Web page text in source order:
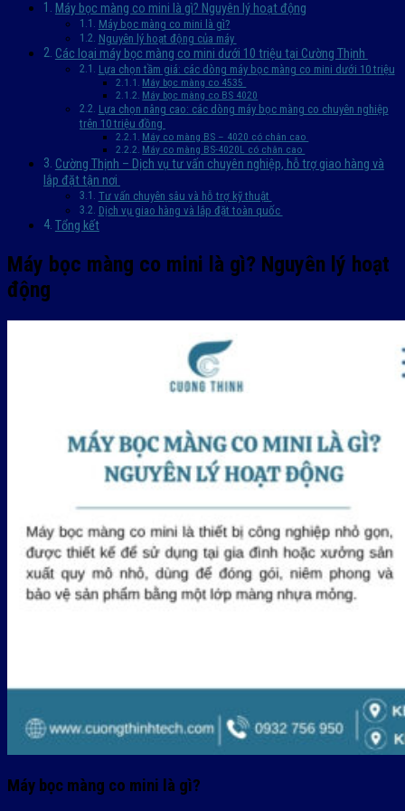
Máy bọc màng co mini là gì? Nguyên lý hoạt động
Máy bọc màng co mini là gì?
Nguyên lý hoạt động của máy
Các loại máy bọc màng co mini dưới 10 triệu tại Cường Thịnh
Lựa chọn tầm giá: các dòng máy bọc màng co mini dưới 10 triệu
Máy bọc màng co 4535
Máy bọc màng co BS 4020
Lựa chọn nâng cao: các dòng máy bọc màng co chuyên nghiệp
trên 10 triệu đồng
Máy co màng BS – 4020 có chân cao
Máy co màng BS-4020L có chân cao
Cường Thịnh – Dịch vụ tư vấn chuyên nghiệp, hỗ trợ giao hàng và
lắp đặt tận nơi
Tư vấn chuyên sâu và hỗ trợ kỹ thuật
Dịch vụ giao hàng và lắp đặt toàn quốc
Tổng kết
Máy bọc màng co mini là gì? Nguyên lý hoạt
động
Máy bọc màng co mini là gì?